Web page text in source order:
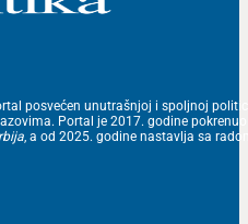
posvećen unutrašnjoj i spoljnoj
Portal je 2017. godine
, a od 2025. godine nastavlja sa